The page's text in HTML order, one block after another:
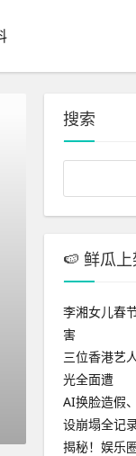
搜索
🍉 鲜瓜上
李湘女儿春
害
三位香港艺
光全面遭
AI换脸造假
设崩塌全记
揭秘！娱乐